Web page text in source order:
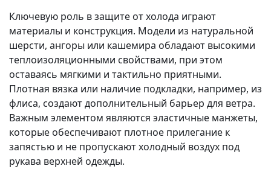
Ключевую роль в защите от холода играют
материалы и конструкция. Модели из натуральной
шерсти, ангоры или кашемира обладают высокими
теплоизоляционными свойствами, при этом
оставаясь мягкими и тактильно приятными.
Плотная вязка или наличие подкладки, например, из
флиса, создают дополнительный барьер для ветра.
Важным элементом являются эластичные манжеты,
которые обеспечивают плотное прилегание к
запястью и не пропускают холодный воздух под
рукава верхней одежды.